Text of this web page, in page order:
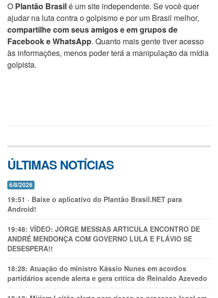
O Plantão Brasilé um site independente. Se você quer
ajudar na luta contra o golpismo e por um Brasil melhor,
compartilhe com seus amigos e em grupos de
Facebook e WhatsApp. Quanto mais gente tiver acesso
às informações, menos poder terá a manipulação da mídia
golpista.
ÚLTIMAS NOTÍCIAS
6/8/2026
19:51 - Baixe o aplicativo do Plantão Brasil.NET para
Android!
19:48: VÍDEO: JORGE MESSIAS ARTICULA ENCONTRO DE
ANDRÉ MENDONÇA COM GOVERNO LULA E FLÁVIO SE
DESESPERA!!
18:28: Atuação do ministro Kássio Nunes em acordos
partidários acende alerta e gera crítica de Reinaldo Azevedo